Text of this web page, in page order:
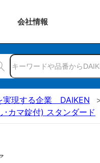
会社情報
実現する企業 DAIKEN
･カマ錠付) スタンダード